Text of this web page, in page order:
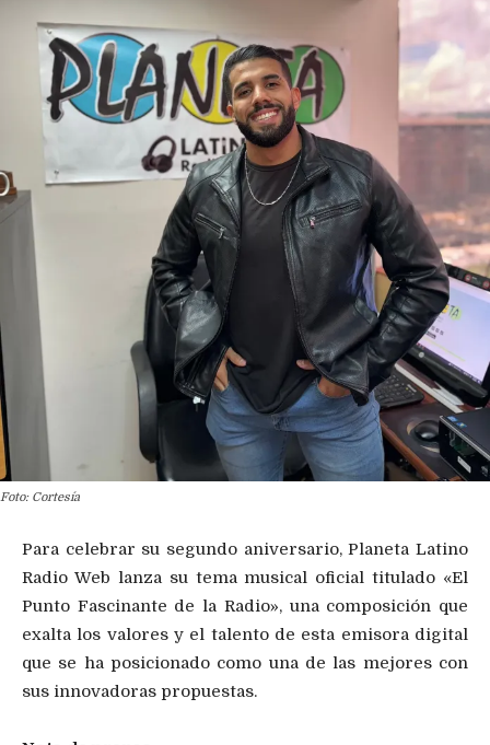
Foto: Cortesía
Para celebrar su segundo aniversario, Planeta Latino
Radio Web lanza su tema musical oficial titulado «El
Punto Fascinante de la Radio», una composición que
exalta los valores y el talento de esta emisora digital
que se ha posicionado como una de las mejores con
sus innovadoras propuestas.